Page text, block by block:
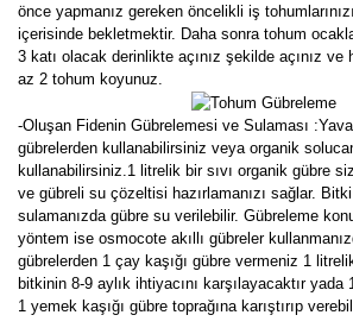
önce yapmanız gereken öncelikli iş
içerisinde bekletmektir. Daha sonra tohum
3 katı olacak derinlikte açınız şekilde açınız ve
az 2 tohum koyunuz.
-Oluşan Fidenin Gübrelemesi ve Sulaması
gübrelerden kullanabilirsiniz veya organik
kullanabilirsiniz.1 litrelik bir sıvı organik gübre
ve gübreli su çözeltisi hazırlamanızı sağlar.
sulamanızda gübre su verilebilir. Gübreleme
yöntem ise osmocote akıllı gübreler
gübrelerden 1 çay kaşığı gübre vermeniz 1
bitkinin 8-9 aylık ihtiyacını karşılayacaktır
1 yemek kaşığı gübre toprağına karıştırıp